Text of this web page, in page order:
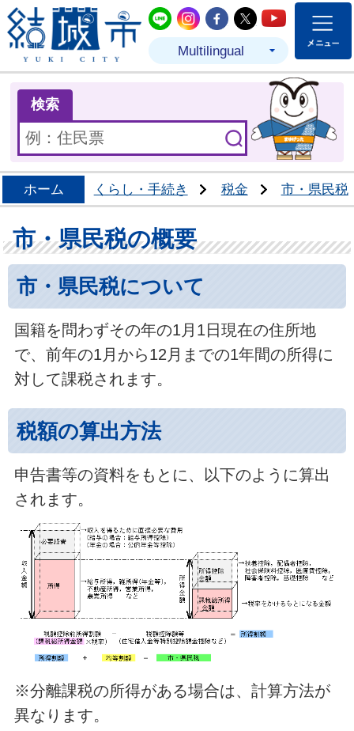
結城市公式LINE
結城市公式Instagram
結城市公式
結城市公式
結城市
Multilingual
検索
ホーム くらし・手続き 税金 市・県民税
市・県民税の概要
市・県民税について
国籍を問わずその年の1月1日現在の住所地
で、前年の1月から12月までの1年間の所得に
対して課税されます。
税額の算出方法
申告書等の資料をもとに、以下のように算出
されます。
※分離課税の所得がある場合は、計算方法が
異なります。